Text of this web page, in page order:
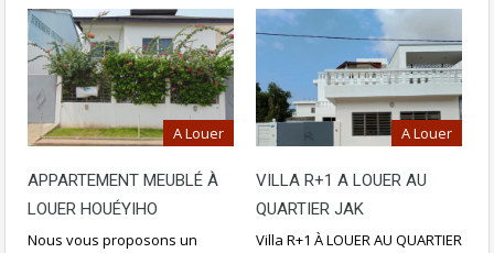
A Louer
APPARTEMENT MEUBLÉ À
LOUER HOUÉYIHO
Nous vous proposons un
A Louer
VILLA R+1 A LOUER AU
QUARTIER JAK
Villa R+1 À LOUER AU QUARTIER